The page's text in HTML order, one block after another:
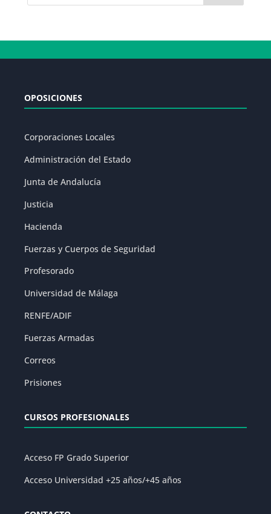
OPOSICIONES
Corporaciones Locales
Administración del Estado
Junta de Andalucía
Justicia
Hacienda
Fuerzas y Cuerpos de Seguridad
Profesorado
Universidad de Málaga
RENFE/ADIF
Fuerzas Armadas
Correos
Prisiones
CURSOS PROFESIONALES
Acceso FP Grado Superior
Acceso Universidad +25 años/+45 años